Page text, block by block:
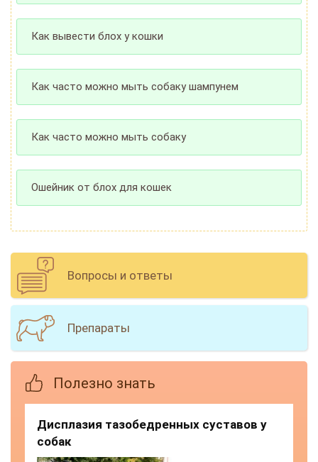
Как вывести блох у кошки
Как часто можно мыть собаку шампунем
Как часто можно мыть собаку
Ошейник от блох для кошек
Вопросы и ответы
Препараты
Полезно знать
Дисплазия тазобедренных суставов у
собак